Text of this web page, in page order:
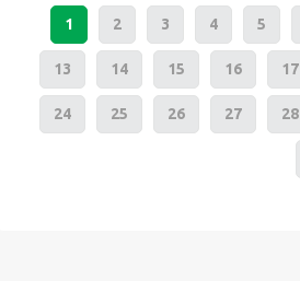
1 2 3 4 5
13 14 15 16 17
24 25 26 27 28